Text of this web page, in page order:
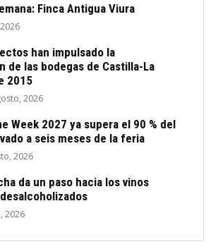
Finca Antigua Viura
han impulsado la
de las bodegas de Castilla-La
2015
2026
Week 2027 ya supera el 90 % del
a seis meses de la feria
2026
da un paso hacia los vinos
2026